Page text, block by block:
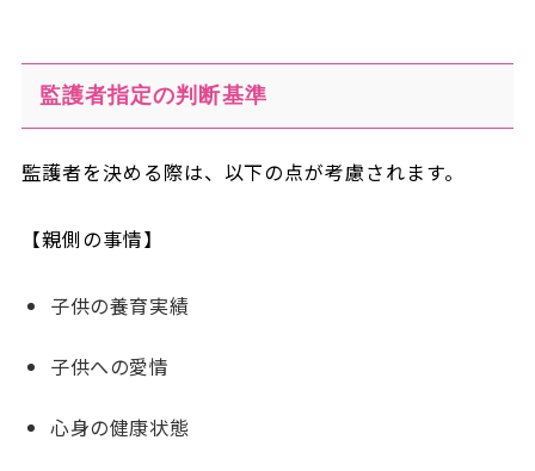
監護者指定の判断基準
監護者を決める際は、以下の点が考慮されます。
【親側の事情】
子供の養育実績
子供への愛情
心身の健康状態